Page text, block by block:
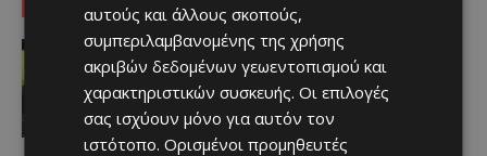
Αθλητικά - Επικαιρότητα
Εκεί συνεχίζει ο Μπαλόγκουν
Afentiko 06/08/2026
αυτούς και άλλους σκοπούς,
συμπεριλαμβανομένης της χρήσης
ακριβών δεδομένων γεωεντοπισμού και
χαρακτηριστικών συσκευής. Οι επιλογές
σας ισχύουν μόνο για αυτόν τον
ιστότοπο. Ορισμένοι προμηθευτές